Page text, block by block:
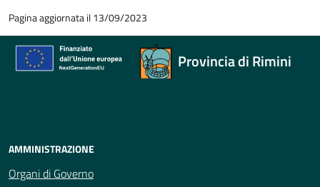
Pagina aggiornata il 13/09/2023
Provincia di Rimini
AMMINISTRAZIONE
Organi di Governo